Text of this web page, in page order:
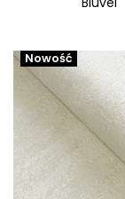
Livia
Liwale
Loft
Logan
Nowość